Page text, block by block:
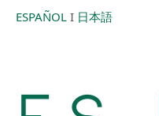
ESPAÑOL I 日本語